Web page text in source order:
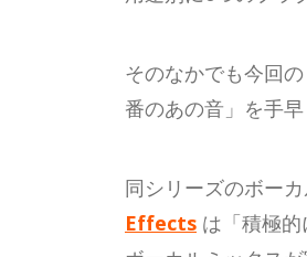
そのなかでも今回
番のあの音」を手
同シリーズのボー
Effects は「積極